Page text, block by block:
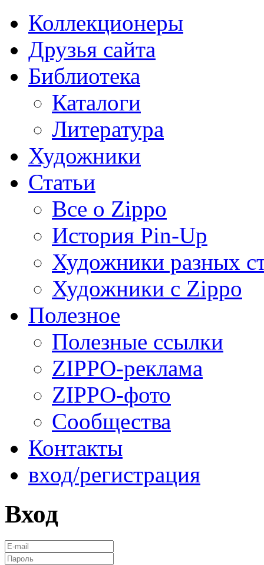
Коллекционеры
Друзья сайта
Библиотека
Каталоги
Литература
Художники
Статьи
Все о Zippo
История Pin-Up
Художники разных
Художники с Zippo
Полезное
Полезные ссылки
ZIPPO-реклама
ZIPPO-фото
Сообщества
Контакты
вход/регистрация
Вход